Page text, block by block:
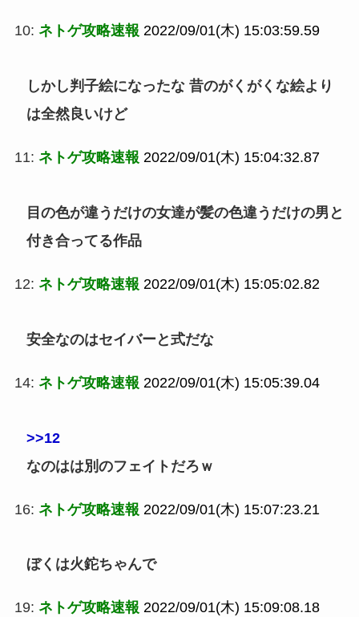
10: ネトゲ攻略速報 2022/09/01(木) 15:03:59.59
しかし判子絵になったな 昔のがくがくな絵より
は全然良いけど
11: ネトゲ攻略速報 2022/09/01(木) 15:04:32.87
目の色が違うだけの女達が髪の色違うだけの男と
付き合ってる作品
12: ネトゲ攻略速報 2022/09/01(木) 15:05:02.82
安全なのはセイバーと式だな
14: ネトゲ攻略速報 2022/09/01(木) 15:05:39.04
>>12
なのはは別のフェイトだろｗ
16: ネトゲ攻略速報 2022/09/01(木) 15:07:23.21
ぼくは火鉈ちゃんで
19: ネトゲ攻略速報 2022/09/01(木) 15:09:08.18